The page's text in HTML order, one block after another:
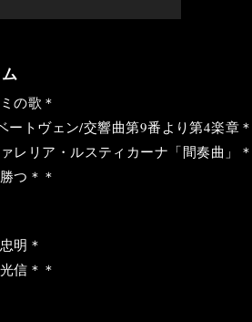
の歌＊
ートヴェン/交響曲第9番より第4楽章＊
ァレリア・ルスティカーナ「間奏曲」＊
つ＊＊
明＊
信＊＊